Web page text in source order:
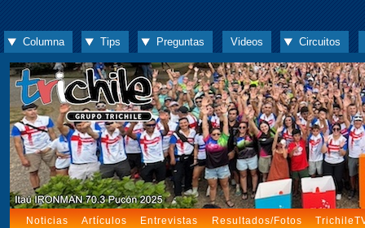
Columna Tips Preguntas Videos Circuitos
Noticias Artículos Entrevistas Resultados/Fotos